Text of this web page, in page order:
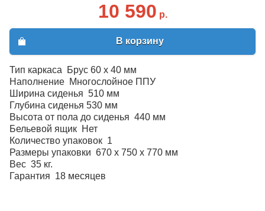
10 590 р.
В корзину
Тип каркаса Брус 60 x 40 мм
Наполнение Многослойное ППУ
Ширина сиденья 510 мм
Глубина сиденья 530 мм
Высота от пола до сиденья 440 мм
Бельевой ящик Нет
Количество упаковок 1
Размеры упаковки 670 x 750 x 770 мм
Вес 35 кг.
Гарантия 18 месяцев